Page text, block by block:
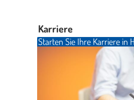
Karriere
Starten Sie Ihre Karriere in